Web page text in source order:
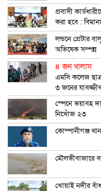
প্রবাসী
করা হবে :
লন্ডনে গ্রেটার
অভিষেক সম্পন্ন
৪ জন খালাস
এমসি কলেজ
৩ জনের
স্পেনে ভয়াবহ
নিখোঁজ ২৩
কোম্পানীগঞ্জ
মৌলভীবাজারে
খোয়াই নদীর